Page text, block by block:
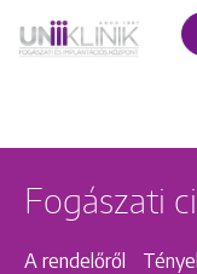
Fogászati
A rendelőről